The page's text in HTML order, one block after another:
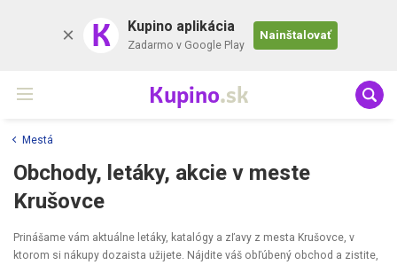
K Kupino aplikácia
Zadarmo v Google Play
Nainštalovať
Kupino.sk
Mestá
Obchody, letáky, akcie v meste
Krušovce
Prinášame vám aktuálne letáky, katalógy a zľavy z mesta Krušovce, v
ktorom si nákupy dozaista užijete. Nájdite váš obľúbený obchod a zistite,